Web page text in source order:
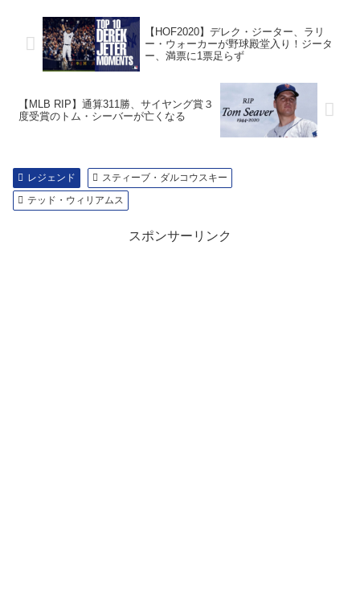
【HOF2020】デレク・ジーター、ラリ
ー・ウォーカーが野球殿堂入り！ジータ
ー、満票に1票足らず
【MLB RIP】通算311勝、サイヤング賞３
度受賞のトム・シーバーが亡くなる
レジェンド
スティーブ・ダルコウスキー
テッド・ウィリアムス
スポンサーリンク